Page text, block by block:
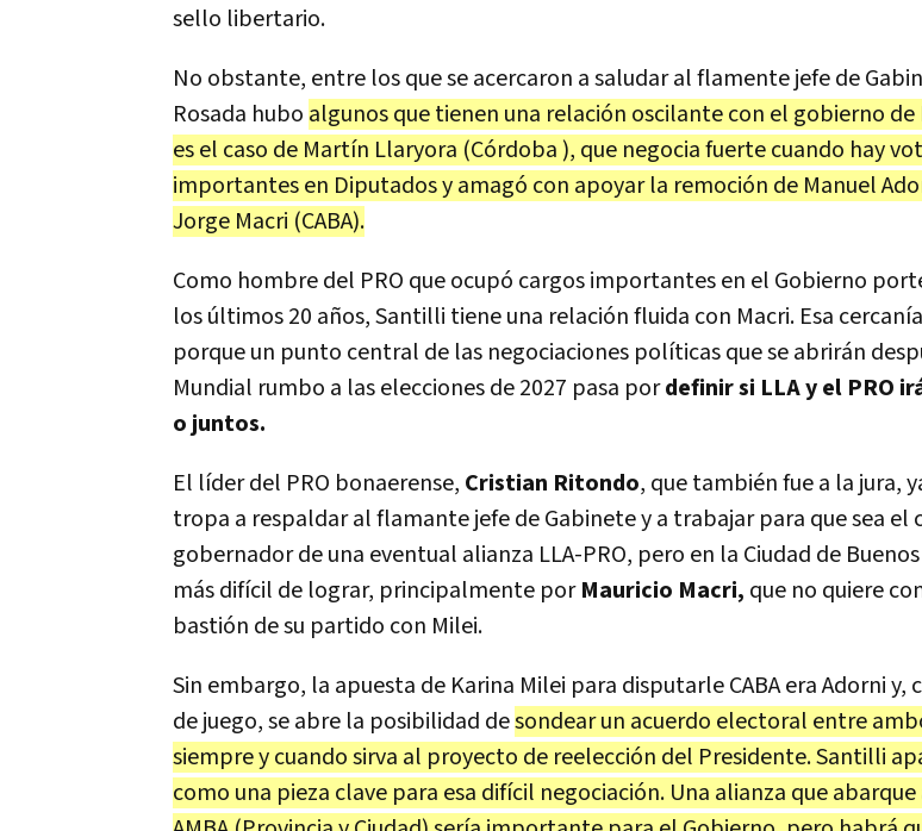
sello libertario.
No obstante, entre los que se acercaron a saludar al flamente jefe de
Rosada hubo algunos que tienen una relación oscilante con el gobierno de
es el caso de Martín Llaryora (Córdoba ), que negocia fuerte cuando hay
importantes en Diputados y amagó con apoyar la remoción de Manuel
Jorge Macri (CABA).
Como hombre del PRO que ocupó cargos importantes en el Gobierno
los últimos 20 años, Santilli tiene una relación fluida con Macri. Esa
porque un punto central de las negociaciones políticas que se abrirán
Mundial rumbo a las elecciones de 2027 pasa pordefinir si LLA y el PRO
o juntos.
El líder del PRO bonaerense, Cristian Ritondo, que también fue a la jura,
tropa a respaldar al flamante jefe de Gabinete y a trabajar para que sea el
gobernador de una eventual alianza LLA-PRO, pero en la Ciudad de Buenos
más difícil de lograr, principalmente porMauricio Macri, que no quiere
bastión de su partido con Milei.
Sin embargo, la apuesta de Karina Milei para disputarle CABA era Adorni y,
de juego, se abre la posibilidad desondear un acuerdo electoral entre
siempre y cuando sirva al proyecto de reelección del Presidente. Santilli
como una pieza clave para esa difícil negociación. Una alianza que